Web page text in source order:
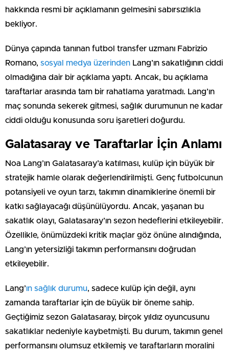
hakkında resmi bir açıklamanın gelmesini sabırsızlıkla
bekliyor.
Dünya çapında tanınan futbol transfer uzmanı Fabrizio
Romano, sosyal medya üzerinden Lang’ın sakatlığının ciddi
olmadığına dair bir açıklama yaptı. Ancak, bu açıklama
taraftarlar arasında tam bir rahatlama yaratmadı. Lang’ın
maç sonunda sekerek gitmesi, sağlık durumunun ne kadar
ciddi olduğu konusunda soru işaretleri doğurdu.
Galatasaray ve Taraftarlar İçin Anlamı
Noa Lang’ın Galatasaray’a katılması, kulüp için büyük bir
stratejik hamle olarak değerlendirilmişti. Genç futbolcunun
potansiyeli ve oyun tarzı, takımın dinamiklerine önemli bir
katkı sağlayacağı düşünülüyordu. Ancak, yaşanan bu
sakatlık olayı, Galatasaray’ın sezon hedeflerini etkileyebilir.
Özellikle, önümüzdeki kritik maçlar göz önüne alındığında,
Lang’ın yetersizliği takımın performansını doğrudan
etkileyebilir.
Lang’ın sağlık durumu, sadece kulüp için değil, aynı
zamanda taraftarlar için de büyük bir öneme sahip.
Geçtiğimiz sezon Galatasaray, birçok yıldız oyuncusunu
sakatlıklar nedeniyle kaybetmişti. Bu durum, takımın genel
performansını olumsuz etkilemiş ve taraftarların moralini